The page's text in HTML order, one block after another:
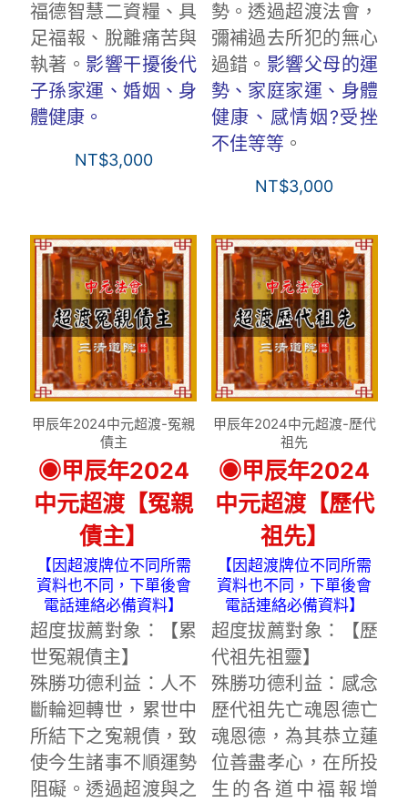
福德智慧二資糧、具
足福報、脫離痛苦與
執著。 影響干擾後代
子孫家運、婚姻、身
體健康。
NT$3,000
勢。透過超渡法會，
彌補過去所犯的無心
過錯。 影響父母的運
勢、家庭家運、身體
健康、感情姻?受挫
不佳等等。
NT$3,000
甲辰年2024中元超渡-冤親
債主
◉甲辰年2024
中元超渡【冤親
債主】
【因超渡牌位不同所需
資料也不同，下單後會
電話連絡必備資料】
超度拔薦對象：【累
世冤親債主】
殊勝功德利益：人不
斷輪迴轉世，累世中
所結下之寃親債，致
使今生諸事不順運勢
阻礙。透過超渡與之
甲辰年2024中元超渡-歷代
祖先
◉甲辰年2024
中元超渡【歷代
祖先】
【因超渡牌位不同所需
資料也不同，下單後會
電話連絡必備資料】
超度拔薦對象：【歷
代祖先祖靈】
殊勝功德利益：感念
歷代祖先亡魂恩德亡
魂恩德，為其恭立蓮
位善盡孝心，在所投
生的各道中福報增